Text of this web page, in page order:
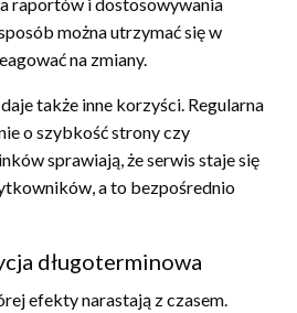
raportów i dostosowywania
można utrzymać się w
na zmiany.
daje także inne korzyści. Regularna
o szybkość strony czy
sprawiają, że serwis staje się
a to bezpośrednio
długoterminowa
efekty narastają z czasem.